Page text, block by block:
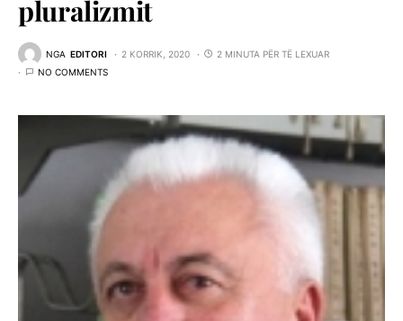
pluralizmit
NGA EDITORI 2 KORRIK, 2020
2 MINUTA PËR TË LEXUAR
NO COMMENTS